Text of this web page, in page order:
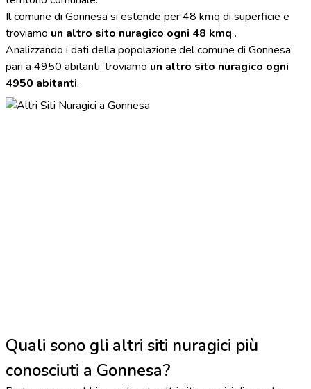
Il comune di Gonnesa si estende per 48 kmq di superficie e
troviamo un altro sito nuragico ogni 48 kmq .
Analizzando i dati della popolazione del comune di Gonnesa
pari a 4950 abitanti, troviamo un altro sito nuragico ogni
4950 abitanti.
Quali sono gli altri siti nuragici più
conosciuti a Gonnesa?